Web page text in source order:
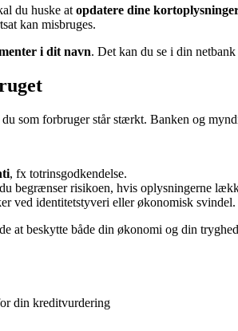
du huske at opdatere dine
kan misbruges.
i dit navn. Det kan du se i din
som forbruger står stærkt. Banken og
, fx totrinsgodkendelse.
begrænser risikoen, hvis oplysningerne
ved identitetstyveri eller økonomisk svindel.
at beskytte både din økonomi og din
din kreditvurdering